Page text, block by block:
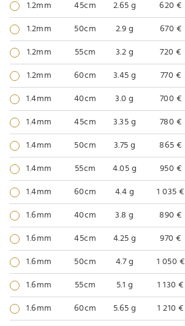
1.2mm 45cm 2.65 g 620 €
1.2mm 50cm 2.9 g 670 €
1.2mm 55cm 3.2 g 720 €
1.2mm 60cm 3.45 g 770 €
1.4mm 40cm 3.0 g 700 €
1.4mm 45cm 3.35 g 780 €
1.4mm 50cm 3.75 g 865 €
1.4mm 55cm 4.05 g 950 €
1.4mm 60cm 4.4 g 1 035 €
1.6mm 40cm 3.8 g 890 €
1.6mm 45cm 4.25 g 970 €
1.6mm 50cm 4.7 g 1 050 €
1.6mm 55cm 5.1 g 1 130 €
1.6mm 60cm 5.65 g 1 210 €